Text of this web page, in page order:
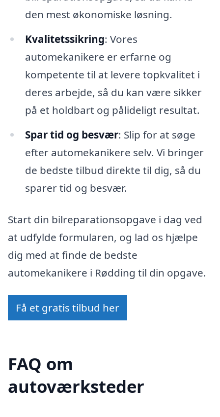
den mest økonomiske løsning.
Kvalitetssikring: Vores
automekanikere er erfarne og
kompetente til at levere topkvalitet i
deres arbejde, så du kan være sikker
på et holdbart og pålideligt resultat.
Spar tid og besvær: Slip for at søge
efter automekanikere selv. Vi bringer
de bedste tilbud direkte til dig, så du
sparer tid og besvær.
Start din bilreparationsopgave i dag ved
at udfylde formularen, og lad os hjælpe
dig med at finde de bedste
automekanikere i Rødding til din opgave.
Få et gratis tilbud her
FAQ om
autoværksteder